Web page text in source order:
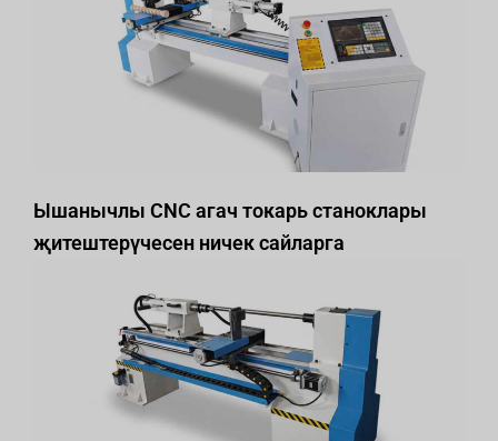
Ышанычлы CNC агач токарь станоклары
җитештерүчесен ничек сайларга